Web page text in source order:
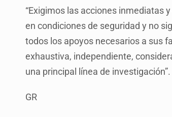
“Exigimos las acciones inmediatas
en condiciones de seguridad y no
todos los apoyos necesarios a sus
exhaustiva, independiente,
una principal línea de investigación”.
GR